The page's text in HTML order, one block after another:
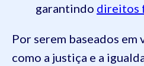
garantindo direitos
Por serem baseados em
como a justiça e a